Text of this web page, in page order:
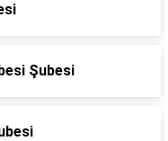
Şubesi